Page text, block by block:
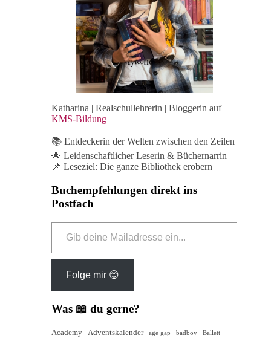
Katharina | Realschullehrerin | Bloggerin auf
KMS-Bildung
📚 Entdeckerin der Welten zwischen den Zeilen
🌟 Leidenschaftlicher Leserin & Büchernarrin
📌 Leseziel: Die ganze Bibliothek erobern
Buchempfehlungen direkt ins
Postfach
deine
ein...
Folge mir 😊
Was 📖 du gerne?
Academy Adventskalender age gap badboy
Ballett